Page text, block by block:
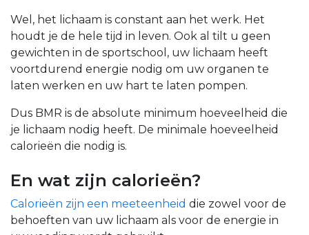
Wel, het lichaam is constant aan het werk. Het
houdt je de hele tijd in leven. Ook al tilt u geen
gewichten in de sportschool, uw lichaam heeft
voortdurend energie nodig om uw organen te
laten werken en uw hart te laten pompen.
Dus BMR is de absolute minimum hoeveelheid die
je lichaam nodig heeft. De minimale hoeveelheid
calorieën die nodig is.
En wat zijn calorieën?
Calorieën zijn een meeteenheid die zowel voor de
behoeften van uw lichaam als voor de energie in